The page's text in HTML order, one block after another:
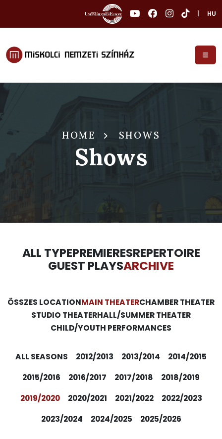
HU
HOME SHOWS
Shows
ALL TYPEPREMIERESREPERTOIRE
GUEST PLAYSARCHIVE
ÖSSZES LOCATIONMAIN THEATERCHAMBER THEATER
STUDIO THEATERHALL/SUMMER THEATER
CHILD/YOUTH PERFORMANCES
ALL SEASONS 2012/2013 2013/2014
2014/2015
2015/2016
2016/2017 2017/2018
2018/2019
2019/2020
2020/2021 2021/2022
2022/2023
2023/2024
2024/2025 2025/2026